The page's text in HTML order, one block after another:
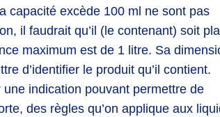
capacité excède 100 ml ne sont pas
il faudrait qu’il (le contenant) soit
maximum est de 1 litre. Sa
d’identifier le produit qu’il contient.
indication pouvant permettre de
des règles qu’on applique aux